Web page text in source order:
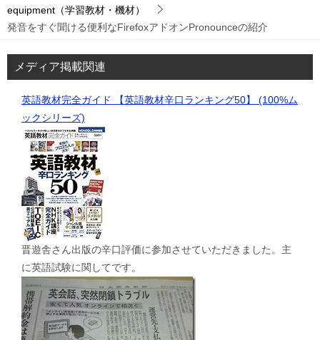
equipment（学習教材・機材）
発音をすぐ聞ける便利なFirefoxアドオンPronounceの紹介
メディア掲載関連
英語教材完全ガイド 【英語教材辛口ランキング50】 (100%ム
ックシリーズ)
晋遊舎さん出版の辛口評価に参加させていただきました。主
に英語試験に関してです。